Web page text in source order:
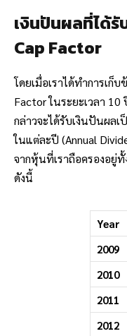
เงินปันผลที่ได้รั
Cap Factor
โดยเมื่อเราได้ทำการเก็
Factor ในระยะเวลา
กล่าวจะได้รับเงินปันผล
ในแต่ละปี (Annual
จากหุ้นที่เราถือครองอยู่
ดังนี้
Year
2009
2010
2011
2012